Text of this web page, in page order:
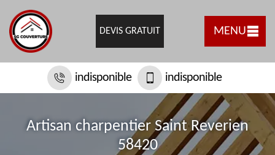
DEVIS GRATUIT MENU
indisponible indisponible
Artisan charpentier Saint Reverien
58420